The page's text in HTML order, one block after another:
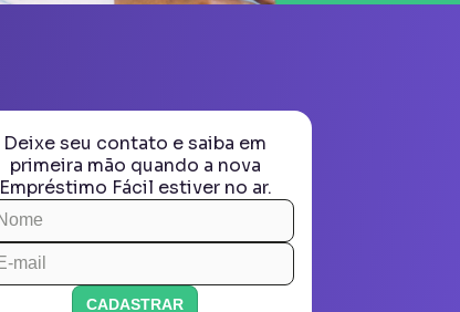
Deixe seu contato e saiba em
primeira mão quando a nova
Empréstimo Fácil estiver no ar.
CADASTRAR